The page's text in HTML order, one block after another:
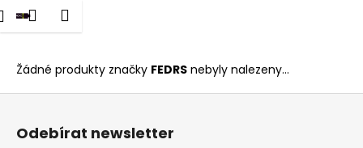
Přejít
na
Přihlášení
Nákupní
FEDRS
Žádné produkty značky FEDRS nebyly nalezeny...
K
o
k C
p
Odebírat newsletter